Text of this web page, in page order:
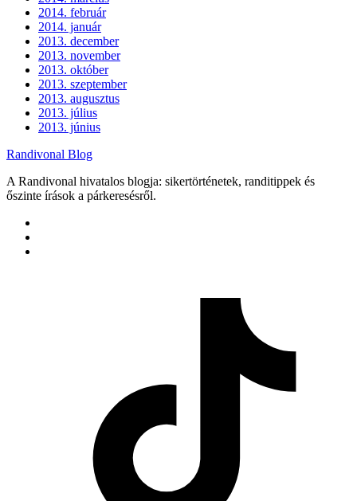
2014. február
2014. január
2013. december
2013. november
2013. október
2013. szeptember
2013. augusztus
2013. július
2013. június
Randivonal Blog
A Randivonal hivatalos blogja: sikertörténetek, randitippek és
őszinte írások a párkeresésről.